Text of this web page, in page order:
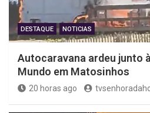
DESTAQUE NOTICIAS
Autocaravana ardeu junto
Mundo em Matosinhos
20 horas ago